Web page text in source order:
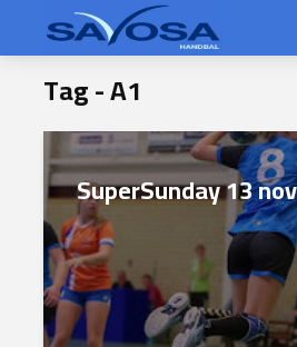
Tag - A1
SuperSunday 13